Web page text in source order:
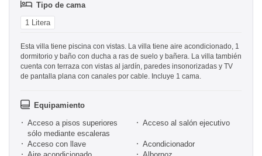
Tipo de cama
1 Litera
Esta villa tiene piscina con vistas. La villa tiene aire acondicionado, 1
dormitorio y baño con ducha a ras de suelo y bañera. La villa también
cuenta con terraza con vistas al jardín, paredes insonorizadas y TV
de pantalla plana con canales por cable. Incluye 1 cama.
Equipamiento
Acceso a pisos superiores
sólo mediante escaleras
Acceso al salón ejecutivo
Acceso con llave
Acondicionador